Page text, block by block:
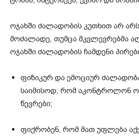
ოჯახში ძალადობის კუთხით არ
მოძალადე, თუმცა მკვლევრებმა
ოჯახში ძალადობის ჩამდენი
ფიზიკურ და ემოციურ
საიმისოდ, რომ აკონტროლონ
წევრები;
ფიქრობენ, რომ მათ უფლება